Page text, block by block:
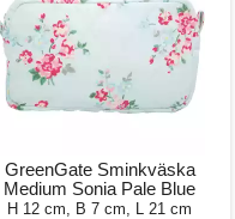
GreenGate Sminkväska
Medium Sonia Pale Blue
H 12 cm, B 7 cm, L 21 cm